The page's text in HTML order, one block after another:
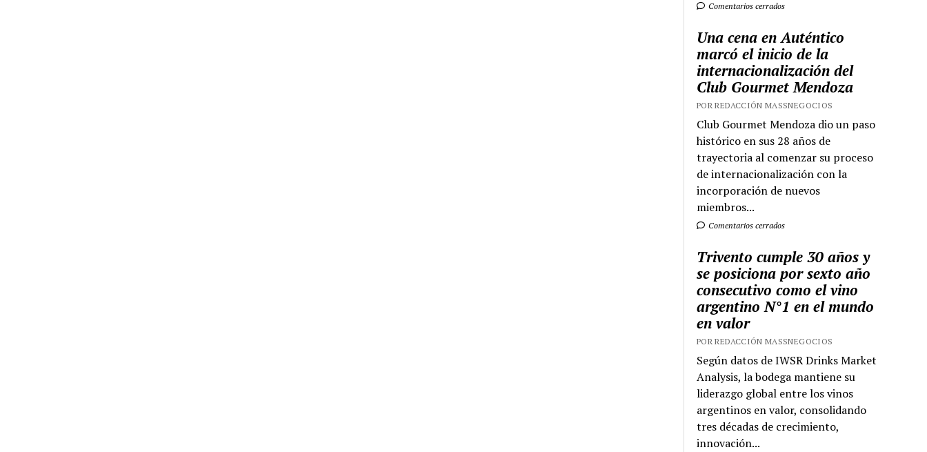
Comentarios cerrados
Una cena en Auténtico
marcó el inicio de la
internacionalización del
Club Gourmet Mendoza
POR REDACCIÓN MASSNEGOCIOS
Club Gourmet Mendoza dio un paso
histórico en sus 28 años de
trayectoria al comenzar su proceso
de internacionalización con la
incorporación de nuevos
miembros...
Comentarios cerrados
Trivento cumple 30 años y
se posiciona por sexto año
consecutivo como el vino
argentino N°1 en el mundo
en valor
POR REDACCIÓN MASSNEGOCIOS
Según datos de IWSR Drinks Market
Analysis, la bodega mantiene su
liderazgo global entre los vinos
argentinos en valor, consolidando
tres décadas de crecimiento,
innovación...